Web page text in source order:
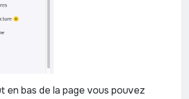
en bas de la page vous pouvez